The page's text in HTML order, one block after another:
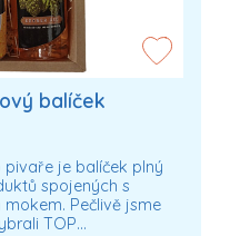
balíček
je balíček plný
spojených s
Pečlivě jsme
TOP…